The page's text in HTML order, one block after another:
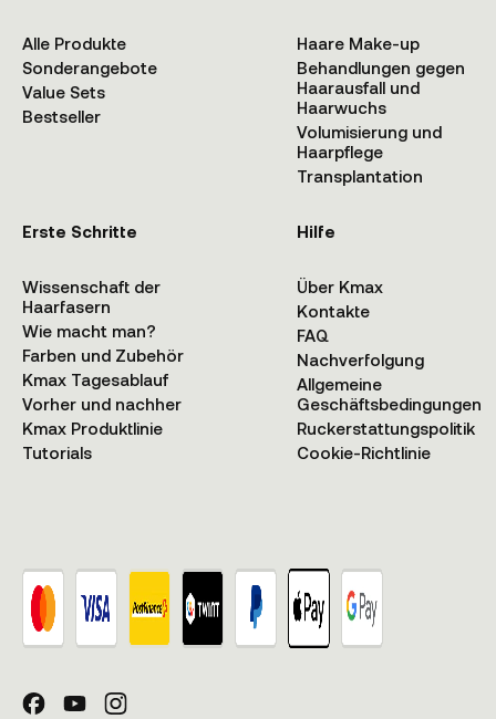
Alle Produkte
Sonderangebote
Value Sets
Bestseller
Haare Make-up
Behandlungen gegen
Haarausfall und
Haarwuchs
Volumisierung und
Haarpflege
Transplantation
Erste Schritte
Wissenschaft der
Haarfasern
Wie macht man?
Farben und Zubehör
Kmax Tagesablauf
Vorher und nachher
Kmax Produktlinie
Tutorials
Hilfe
Über Kmax
Kontakte
FAQ
Nachverfolgung
Allgemeine
Geschäftsbedingungen
Ruckerstattungspolitik
Cookie-Richtlinie